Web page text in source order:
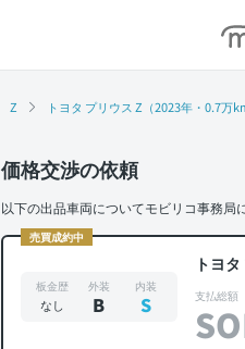
Z トヨタ プリウス Z（2023年・0.7万
価格交渉の依頼
以下の出品車両についてモビリコ事務局
売買成約中
トヨ
板金歴
なし
外装
B
内装
S 支払総額